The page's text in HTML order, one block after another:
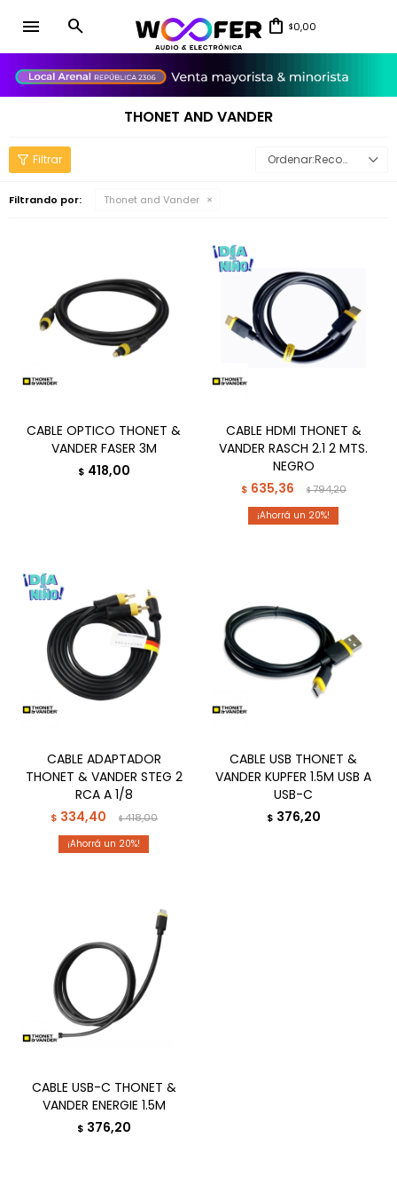
menu $0,00
THONET AND VANDER
Recomendados
Filtrando por: Thonet and Vander
CABLE OPTICO THONET &
VANDER FASER 3M
$ 418,00
CABLE HDMI THONET &
VANDER RASCH 2.1 2 MTS.
NEGRO
$ 635,36 $794,20
20
CABLE ADAPTADOR
THONET & VANDER STEG 2
RCA A 1/8
$ 334,40 $418,00
20
CABLE USB THONET &
VANDER KUPFER 1.5M USB A
USB-C
$ 376,20
CABLE USB-C THONET &
VANDER ENERGIE 1.5M
$ 376,20
close